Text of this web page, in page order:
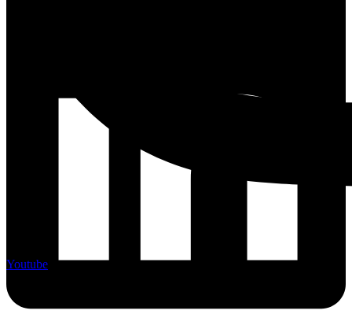
Youtube